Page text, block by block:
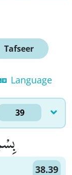
Tafseer
Language
39
38.39